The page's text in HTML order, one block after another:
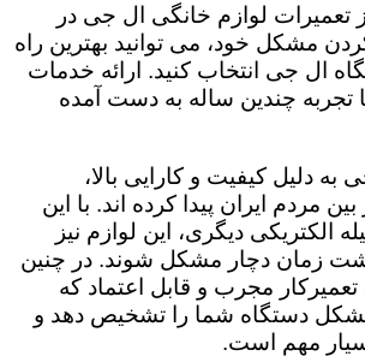
تعمیرات لوازم خانگی ال جی در
مشکل خود، می توانید بهترین راه
ال جی انتخاب کنید. ارائه خدمات
تجربه چندین ساله به دست آمده
به دلیل کیفیت و کارایی بالا،
مردم ایران پیدا کرده اند. با این
الکتریکی دیگری، این لوازم نیز
زمان دچار مشکل شوند. در چنین
مجرب و قابل اعتماد که
مشکل دستگاه شما را تشخیص دهد و
مهم است.